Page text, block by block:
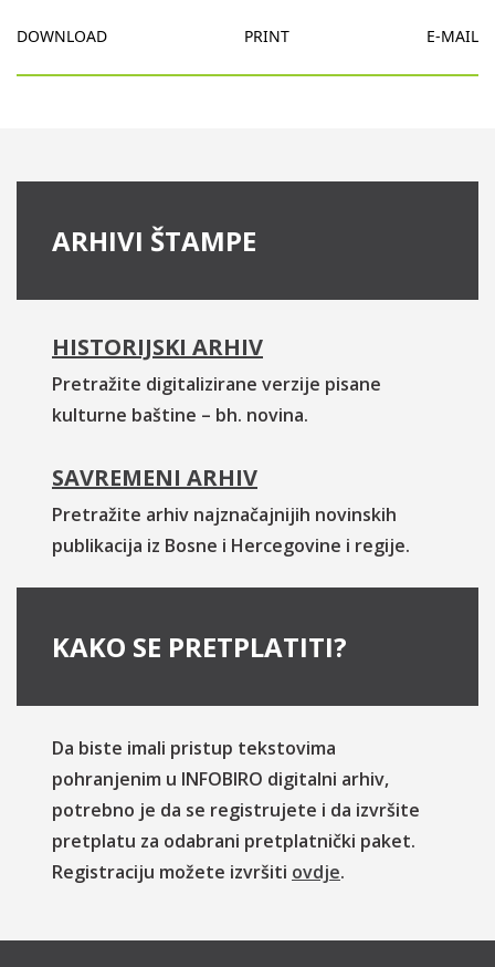
DOWNLOAD PRINT E-MAIL
ARHIVI ŠTAMPE
HISTORIJSKI ARHIV
Pretražite digitalizirane verzije pisane
kulturne baštine – bh. novina.
SAVREMENI ARHIV
Pretražite arhiv najznačajnijih novinskih
publikacija iz Bosne i Hercegovine i regije.
KAKO SE PRETPLATITI?
Da biste imali pristup tekstovima
pohranjenim u INFOBIRO digitalni arhiv,
potrebno je da se registrujete i da izvršite
pretplatu za odabrani pretplatnički paket.
Registraciju možete izvršiti ovdje.